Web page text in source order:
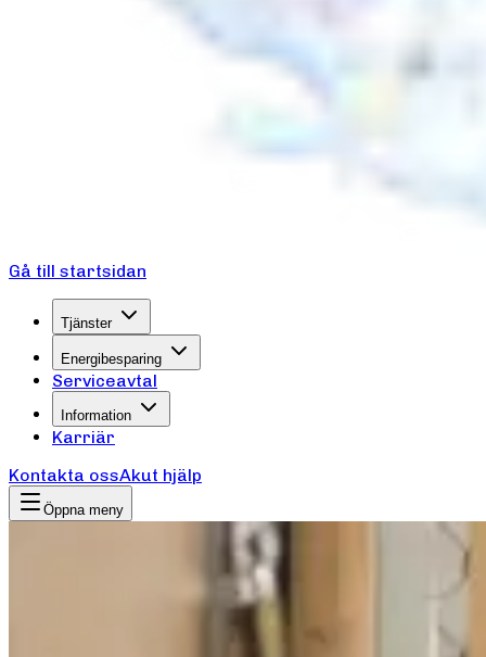
Gå till startsidan
Tjänster
Energibesparing
Serviceavtal
Information
Karriär
Kontakta ossAkut hjälp
Öppna meny